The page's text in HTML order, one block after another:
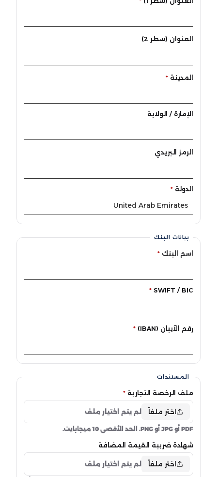
العنوان (سطر 2)
المدينة *
الإمارة / الولاية
الرمز البريدي
الدولة *
بيانات البنك
اسم البنك *
SWIFT / BIC
*
رقم الآيبان (IBAN) *
المستندات
ملف الرخصة التجارية *
اختر ملفاً لم يتم اختيار ملف
PDF أو JPG أو PNG. الحد الأقصى 10 ميجابايت.
شهادة ضريبة القيمة المضافة
اختر ملفاً لم يتم اختيار ملف